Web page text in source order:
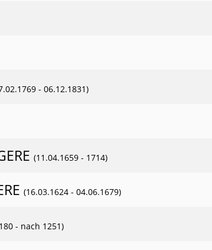
- 06.12.1831)
(11.04.1659 - 1714)
(16.03.1624 - 04.06.1679)
- nach 1251)